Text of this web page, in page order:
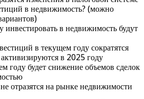
в недвижимость? (можно
инвестировать в недвижимость будут
в текущем году сократятся
в 2025 году
году будет снижение объемов сделок
отразятся на рынке недвижимости